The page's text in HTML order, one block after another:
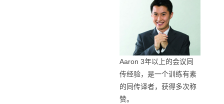
Aaron 3年以上的会议同
传经验，是一个训练有素
的同传译者，获得多次称
赞。